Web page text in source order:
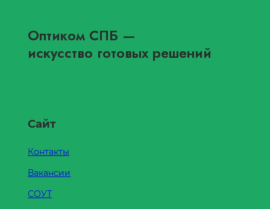
Оптиком СПБ —
искусство готовых решений
Сайт
Контакты
Вакансии
СОУТ